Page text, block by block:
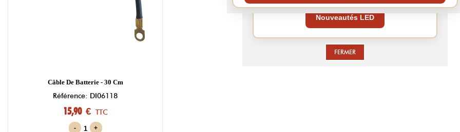
Câble De Batterie - 30 Cm
Référence: DI06118
15,90 € TTC
- +
Nouveautés LED
FERMER